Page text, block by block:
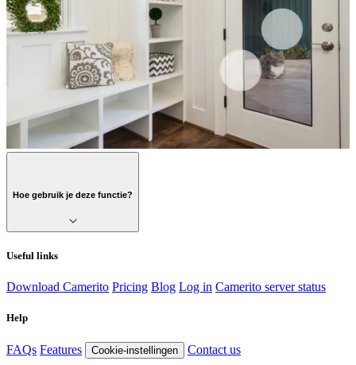
Hoe gebruik je deze functie?
Useful links
Download Camerito Pricing Blog Log in Camerito server status
Help
FAQs Features Cookie-instellingen Contact us